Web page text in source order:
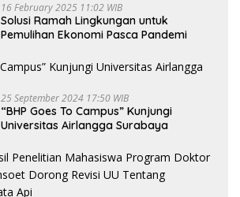
16 February 2025 11:02 WIB
Solusi Ramah Lingkungan untuk
Pemulihan Ekonomi Pasca Pandemi
25 September 2024 17:50 WIB
“BHP Goes To Campus” Kunjungi
Universitas Airlangga Surabaya